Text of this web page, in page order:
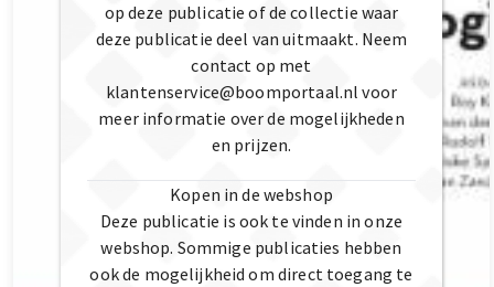
op deze publicatie of de collectie waar
deze publicatie deel van uitmaakt. Neem
contact op met
klantenservice@boomportaal.nl voor
meer informatie over de mogelijkheden
en prijzen.
Kopen in de webshop
Deze publicatie is ook te vinden in onze
webshop. Sommige publicaties hebben
ook de mogelijkheid om direct toegang te